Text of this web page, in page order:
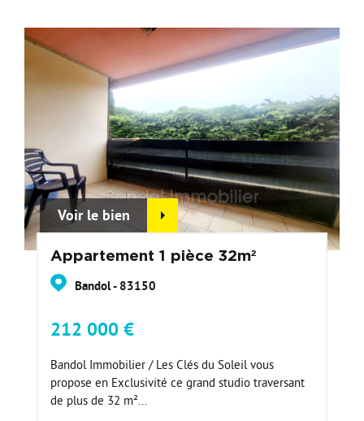
Voir le bien
Appartement 1 pièce 32m²
Bandol - 83150
212 000 €
Bandol Immobilier / Les Clés du Soleil vous
propose en Exclusivité ce grand studio traversant
de plus de 32 m²...